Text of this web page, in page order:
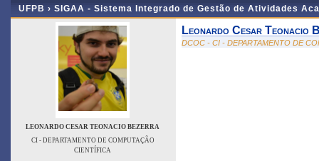
UFPB › SIGAA - Sistema Integrado de Gestão de Atividades
LEONARDO CESAR TEONACIO BEZERRA
CI - DEPARTAMENTO DE COMPUTAÇÃO
CIENTÍFICA
Leonardo Cesar Teonacio
DCOC - CI - DEPARTAMENTO DE